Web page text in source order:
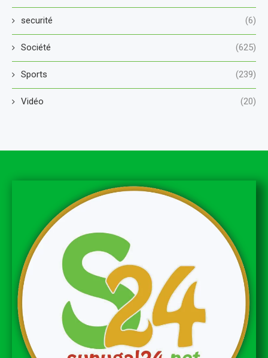
securité (6)
Société (625)
Sports (239)
Vidéo (20)